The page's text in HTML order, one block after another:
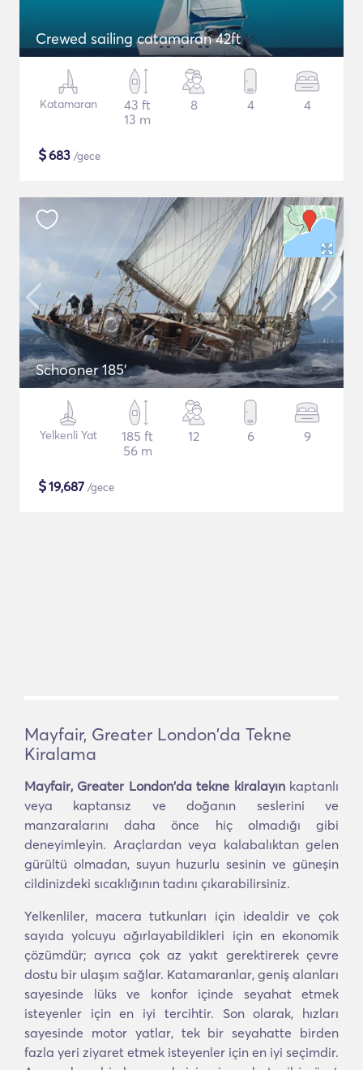
Crewed sailing catamaran 42ft
Katamaran
43 ft
13 m
8 4 4
$683 /gece
Schooner 185'
Yelkenli Yat
185 ft
56 m
12 6 9
$19,687 /gece
Mayfair, Greater London'da Tekne
Kiralama
Mayfair, Greater London'da tekne kiralayınkaptanlı
veya kaptansız ve doğanın seslerini ve
manzaralarını daha önce hiç olmadığı gibi
deneyimleyin. Araçlardan veya kalabalıktan gelen
gürültü olmadan, suyun huzurlu sesinin ve güneşin
cildinizdeki sıcaklığının tadını çıkarabilirsiniz.
Yelkenliler, macera tutkunları için idealdir ve çok
sayıda yolcuyu ağırlayabildikleri için en ekonomik
çözümdür; ayrıca çok az yakıt gerektirerek çevre
dostu bir ulaşım sağlar. Katamaranlar, geniş alanları
sayesinde lüks ve konfor içinde seyahat etmek
isteyenler için en iyi tercihtir. Son olarak, hızları
sayesinde motor yatlar, tek bir seyahatte birden
fazla yeri ziyaret etmek isteyenler için en iyi seçimdir.